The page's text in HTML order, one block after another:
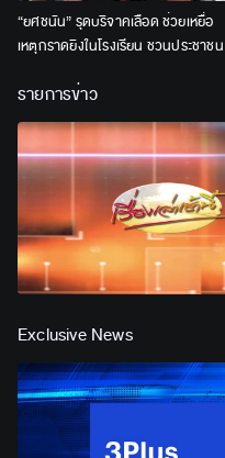
“ยศชนัน” รุดบริจาคเลือด ช่วยเหยื่อ
เหตุกราดยิงในโรงเรียน ชวนประชาชน
รายการข่าว
Exclusive News